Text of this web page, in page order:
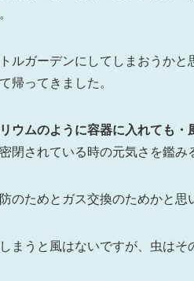
ルガーデンにしてしまおうかと
帰ってきました。
ウムのように容器に入れても
閉されている時の元気さを鑑
のためとガス交換のためかと思
まうと風はないですが、虫はそ